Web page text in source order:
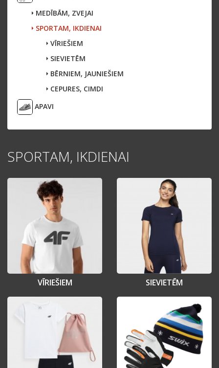
MEDĪBĀM, ZVEJAI
SPORTAM, IKDIENAI
VĪRIEŠIEM
SIEVIETĒM
BĒRNIEM, JAUNIEŠIEM
CEPURES, CIMDI
APAVI
SPORTAM, IKDIENAI
VĪRIEŠIEM SIEVIETĒM